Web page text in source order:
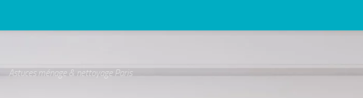
Astuces ménage & nettoyage Paris